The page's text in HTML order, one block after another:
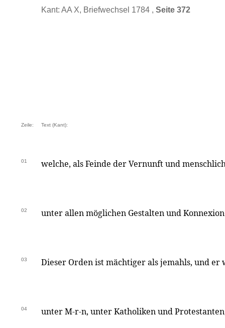
Kant: AA X, Briefwechsel 1784 , Seite 372
Zeile: Text (Kant):
01 welche, als Feinde der Vernunft und
02 unter allen möglichen Gestalten und
03 Dieser Orden ist mächtiger als jemahls, und
04 unter M-r-n, unter Katholiken und